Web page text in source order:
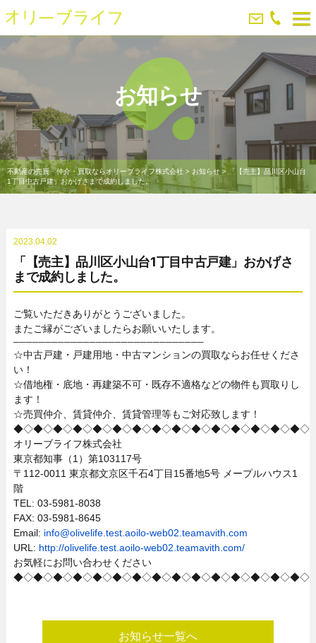
お知らせ
不動産の売買・仲介・買取ならオリーブライフ株式会社 > お知らせ> 「【売主】品川区小山台
1丁目中古戸建」おかげさまで成約しました。
2023.04.02
「【売主】品川区小山台1丁目中古戸建」おかげさ
まで成約しました。
ご覧いただきありがとうございました。
またご縁がございましたらお願いいたします。
──────────────────────────────
☆中古戸建・戸建用地・中古マンションの買取ならお任せくださ
い！
☆借地権・底地・再建築不可・既存不適格などの物件も買取りし
ます！
☆売買仲介、賃貸仲介、賃貸管理等もご対応致します！
◆◇◆◇◆◇◆◇◆◇◆◇◆◇◆◇◆◇◆◇◆◇◆◇◆◇◆◇◆◇
オリーブライフ株式会社
東京都知事（1）第103117号
〒112-0011 東京都文京区千石4丁目15番地5号 メープルハウス1
階
TEL: 03-5981-8038
FAX: 03-5981-8645
Email: info@olivelife.test.aoilo-web02.teamavith.com
URL: http://olivelife.test.aoilo-web02.teamavith.com/
お気軽にお問い合わせください
◆◇◆◇◆◇◆◇◆◇◆◇◆◇◆◇◆◇◆◇◆◇◆◇◆◇◆◇◆◇
お知らせ一覧へ